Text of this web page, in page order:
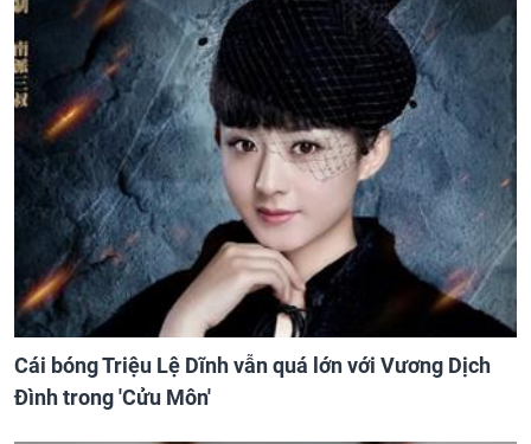
Cái bóng Triệu Lệ Dĩnh vẫn quá lớn với Vương Dịch
Đình trong 'Cửu Môn'